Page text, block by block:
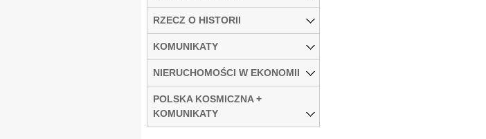
RZECZ O HISTORII
KOMUNIKATY
NIERUCHOMOŚCI W EKONOMII
POLSKA KOSMICZNA +
KOMUNIKATY